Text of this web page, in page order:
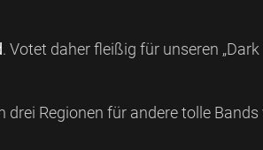
. Votet daher fleißig für unseren
Regionen für andere tolle